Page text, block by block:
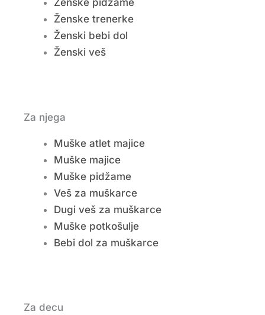
Ženske pidžame
Ženske trenerke
Ženski bebi dol
Ženski veš
Za njega
Muške atlet majice
Muške majice
Muške pidžame
Veš za muškarce
Dugi veš za muškarce
Muške potkošulje
Bebi dol za muškarce
Za decu